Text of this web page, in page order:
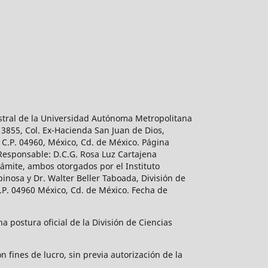
de la Universidad Autónoma Metropolitana
Col. Ex-Hacienda San Juan de Dios,
04960, México, Cd. de México. Página
D.C.G. Rosa Luz Cartajena
ambos otorgados por el Instituto
y Dr. Walter Beller Taboada, División de
04960 México, Cd. de México. Fecha de
postura oficial de la División de Ciencias
fines de lucro, sin previa autorización de la